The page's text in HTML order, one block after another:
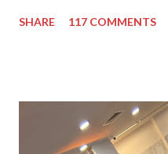
do I feel special. I can't help
because it's Friday after all!
Topshop bag Alba boots not
SHARE 117 COMMENTS